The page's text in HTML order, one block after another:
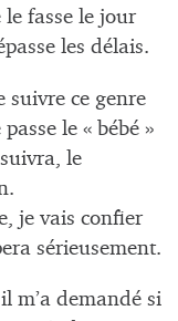
le fasse le jour
les délais.
suivre ce genre
le « bébé »
le
je vais confier
sérieusement.
m’a demandé si